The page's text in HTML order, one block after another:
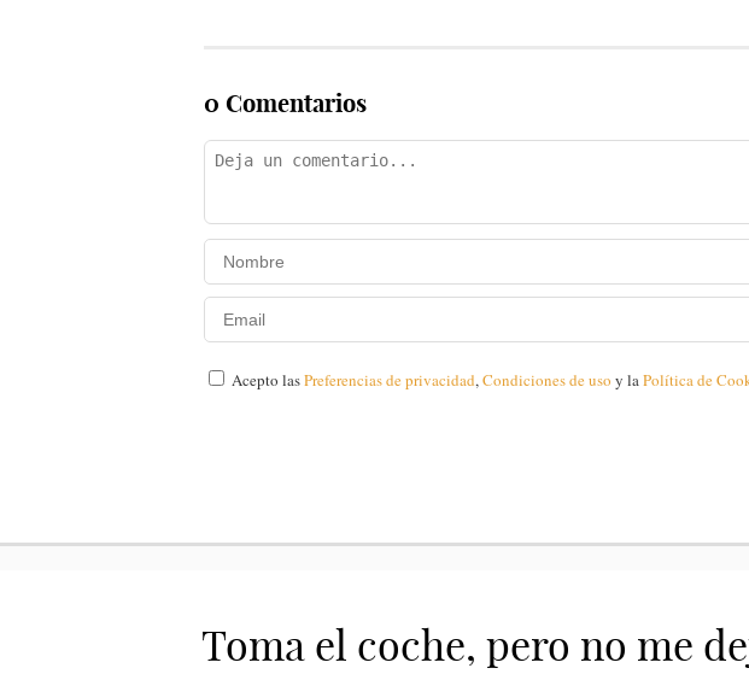
0 Comentarios
Acepto lasPreferencias de privacidad,Condiciones de usoy laPolítica de
Toma el coche, pero no me